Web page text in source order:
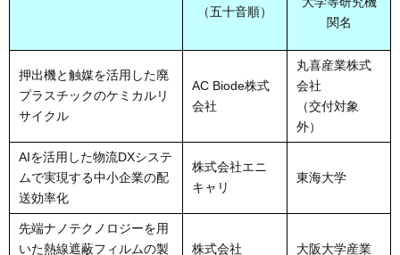
（五十音順）
関名
押出機と触媒を活用した廃
プラスチックのケミカルリ
サイクル
AC Biode株式
会社
丸喜産業株式
会社
（交付対象
外）
AIを活用した物流DXシステ
ムで実現する中小企業の配
送効率化
株式会社エニ
キャリ
東海大学
先端ナノテクノロジーを用
いた熱線遮蔽フィルムの製
株式会社
大阪大学産業